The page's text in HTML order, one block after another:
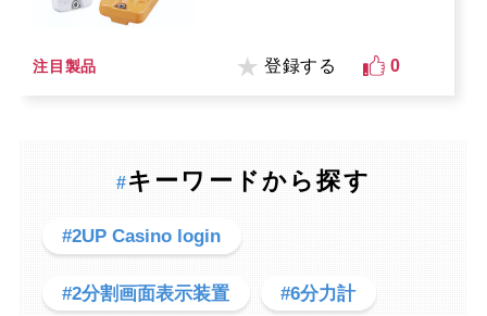
注目製品 登録する 0
#キーワードから探す
#2UP Casino login
#2分割画面表示装置 #6分力計